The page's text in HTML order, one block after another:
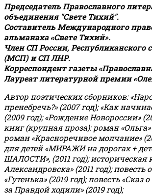
Председатель Православного
объединения "Свете Тихий".
Составитель Международного
альманаха «Свете Тихий».
Член СП России, Республиканского
(МСП) и СП ЛНР.
Корреспондент газеты
Лауреат литературной премии
Автор поэтических сборников:
пренебречь?» (2007 год); «Как
(2009 год); «Рождение Новороссии»
книг (крупная проза): роман «Ольга»
роман «Красноречивое молчание»
для детей «МИРАЖИ на дорогах +
ШАЛОСТИ», (2011 год); историческая
Александровска» (2011 год); повесть
«Гутенька» (2019 год); повесть «Сказ
за Правдой ходили» (2019 год);